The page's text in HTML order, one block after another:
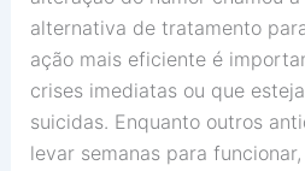
alternativa de tratamento
ação mais eficiente é
crises imediatas ou que
suicidas. Enquanto outros
levar semanas para